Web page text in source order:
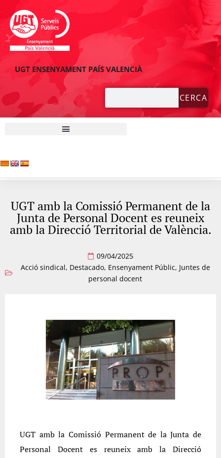
UGT ENSENYAMENT PAÍS VALENCIÀ
CERCA
UGT amb la Comissió Permanent de la
Junta de Personal Docent es reuneix
amb la Direcció Territorial de València.
09/04/2025
Acció sindical, Destacado, Ensenyament Públic, Juntes de
personal docent
UGT amb la Comissió Permanent de la Junta de
Personal Docent es reuneix amb la Direcció